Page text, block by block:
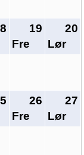
19
Fre
20
Lør
26
Fre
27
Lør